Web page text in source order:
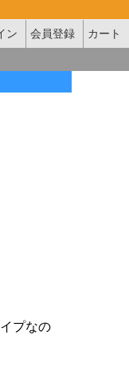
ン 会員登録
カート
プなの